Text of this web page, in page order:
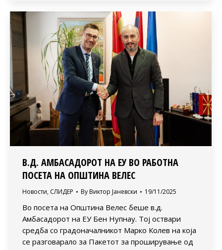
В.Д. АМБАСАДОРОТ НА ЕУ ВО РАБОТНА
ПОСЕТА НА ОПШТИНА ВЕЛЕС
Новости, СЛИДЕР By Виктор Јаневски 19/11/2025
Во посета на Општина Велес беше в.д.
Амбасадорот на ЕУ Бен Нупнау. Тој оствари
средба со градоначалникот Марко Колев на која
се разговарало за Пакетот за проширување од